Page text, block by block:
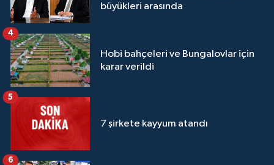
büyükleri arasında
Hobi bahçeleri ve Bungalovlar için
karar verildi
4
7 şirkete kayyum atandı
5
6